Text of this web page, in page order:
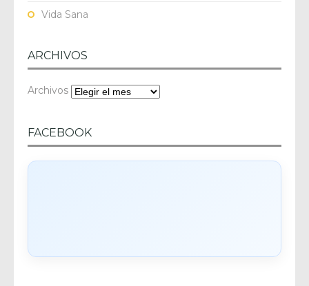
Vida Sana
ARCHIVOS
Archivos
FACEBOOK